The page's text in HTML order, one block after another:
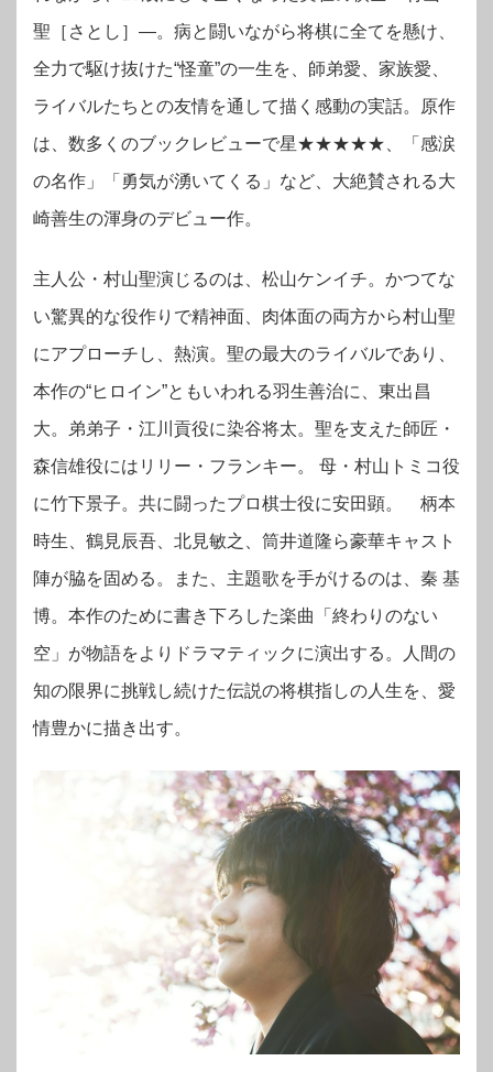
聖［さとし］―。病と闘いながら将棋に全てを懸け、
全力で駆け抜けた“怪童”の一生を、師弟愛、家族愛、
ライバルたちとの友情を通して描く感動の実話。原作
は、数多くのブックレビューで星★★★★★、「感涙
の名作」「勇気が湧いてくる」など、大絶賛される大
崎善生の渾身のデビュー作。
主人公・村山聖演じるのは、松山ケンイチ。かつてな
い驚異的な役作りで精神面、肉体面の両方から村山聖
にアプローチし、熱演。聖の最大のライバルであり、
本作の“ヒロイン”ともいわれる羽生善治に、東出昌
大。弟弟子・江川貢役に染谷将太。聖を支えた師匠・
森信雄役にはリリー・フランキー。 母・村山トミコ役
に竹下景子。共に闘ったプロ棋士役に安田顕。 柄本
時生、鶴見辰吾、北見敏之、筒井道隆ら豪華キャスト
陣が脇を固める。また、主題歌を手がけるのは、秦 基
博。本作のために書き下ろした楽曲「終わりのない
空」が物語をよりドラマティックに演出する。人間の
知の限界に挑戦し続けた伝説の将棋指しの人生を、愛
情豊かに描き出す。